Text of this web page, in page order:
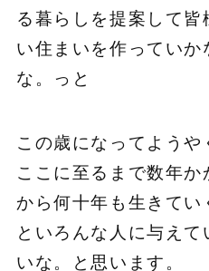
る暮らしを提案して
い住まいを作っていか
な。っと
この歳になってようや
ここに至るまで数年
から何十年も生きてい
といろんな人に与え
いな。と思います。